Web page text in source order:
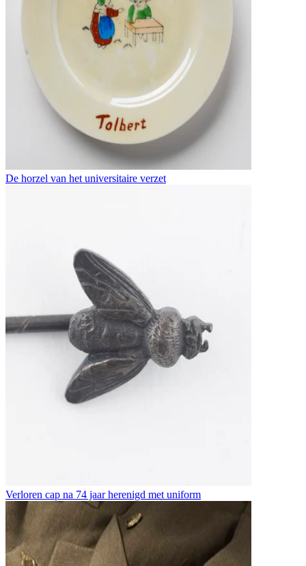
De horzel van het universitaire verzet
Verloren cap na 74 jaar herenigd met uniform